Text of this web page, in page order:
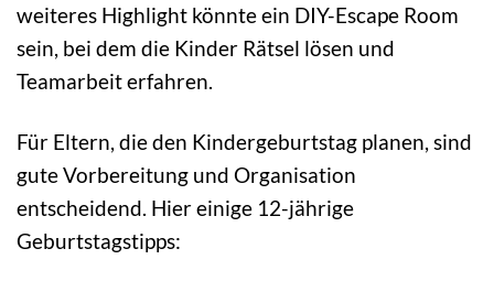
weiteres Highlight könnte ein DIY-Escape Room
sein, bei dem die Kinder Rätsel lösen und
Teamarbeit erfahren.
Für Eltern, die den Kindergeburtstag planen, sind
gute Vorbereitung und Organisation
entscheidend. Hier einige 12-jährige
Geburtstagstipps: